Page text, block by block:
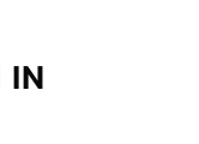
IN